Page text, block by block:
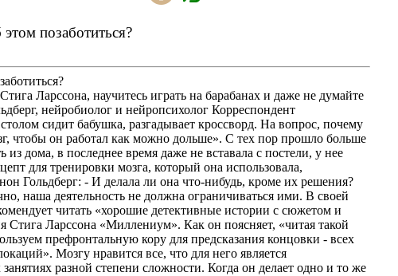
позаботиться?
Ларссона, научитесь играть на барабанах и даже не думайте
нейробиолог и нейропсихолог Корреспондент
сидит бабушка, разгадывает кроссворд. На вопрос, почему
чтобы он работал как можно дольше». С тех пор прошло больше
из дома, в последнее время даже не вставала с постели, у нее
для тренировки мозга, который она использовала,
Гольдберг: - И делала ли она что-нибудь, кроме их решения?
наша деятельность не должна ограничиваться ими. В своей
читать «хорошие детективные истории с сюжетом и
Ларссона «Миллениум». Как он поясняет, «читая такой
префронтальную кору для предсказания концовки - всех
Мозгу нравится все, что для него является
разной степени сложности. Когда он делает одно и то же